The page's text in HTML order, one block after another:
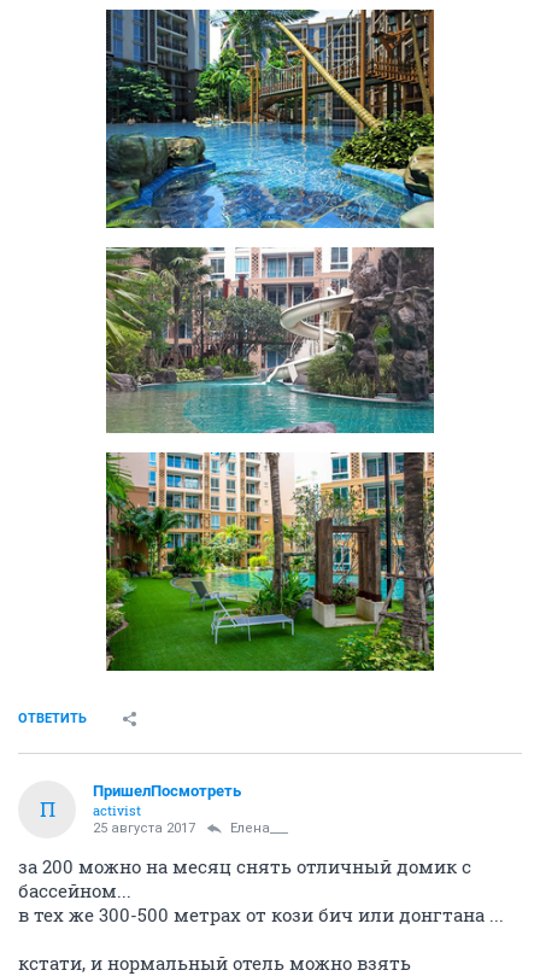
ОТВЕТИТЬ
П
ПришелПосмотреть
activist
25 августа 2017 Елена___
за 200 можно на месяц снять отличный домик с
бассейном...
в тех же 300-500 метрах от кози бич или донгтана ...
кстати, и нормальный отель можно взять